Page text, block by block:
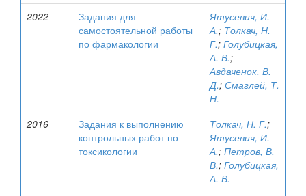
2022
Задания для
самостоятельной работы
по фармакологии
Ятусевич, И.
А.; Толкач, Н.
Г.; Голубицкая,
А. В.;
Авдаченок, В.
Д.; Смаглей, Т.
Н.
2016
Задания к выполнению
контрольных работ по
токсикологии
Толкач, Н. Г.;
Ятусевич, И.
А.; Петров, В.
В.; Голубицкая,
А. В.